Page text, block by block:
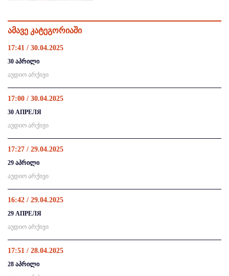
ამავე კატეგორიაში
17:41 / 30.04.2025
30 აპრილი
აუდიო არქივი
17:00 / 30.04.2025
30 АПРЕЛЯ
აუდიო არქივი
17:27 / 29.04.2025
29 აპრილი
აუდიო არქივი
16:42 / 29.04.2025
29 АПРЕЛЯ
აუდიო არქივი
17:51 / 28.04.2025
28 აპრილი